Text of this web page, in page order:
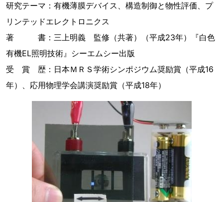
研究テーマ：有機薄膜デバイス、構造制御と物性評価、プ
リンテッドエレクトロニクス
著 書：三上明義 監修（共著）（平成23年）『白色
有機EL照明技術』シーエムシー出版
受 賞 歴：日本ＭＲＳ学術シンポジウム奨励賞（平成16
年）、応用物理学会講演奨励賞（平成18年）